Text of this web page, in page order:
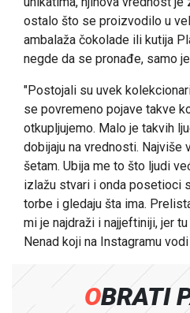
ostalo što se proizvodilo u
ambalaža čokolade ili kutija
negde da se pronađe, samo
"Postojali su uvek
se povremeno pojave takve
otkupljujemo. Malo je takvih
dobijaju na vrednosti. Najviše
šetam. Ubija me to što ljudi
izlažu stvari i onda posetioci
torbe i gledaju šta ima.
mi je najdraži i najjeftiniji, jer
Nenad koji na Instagramu
OBRATI